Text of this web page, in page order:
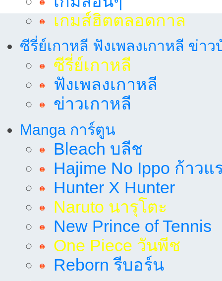
เกมส์ฮิตตลอดกาล
ซีรี่ย์เกาหลี ฟังเพลงเกาหลี ข่าว
ซีรี่ย์เกาหลี
ฟังเพลงเกาหลี
ข่าวเกาหลี
Manga การ์ตูน
Bleach บลีช
Hajime No Ippo ก้าวแ
Hunter X Hunter
Naruto นารุโตะ
New Prince of Tennis
One Piece วันพีช
Reborn รีบอร์น